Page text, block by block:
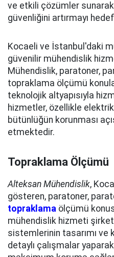
ve etkili çözümler
güvenliğini artırmayı
Kocaeli ve İstanbul'daki
güvenilir mühendislik
Mühendislik, paratoner,
topraklama ölçümü
teknolojik altyapısıyla
hizmetler, özellikle
bütünlüğün korunması
etmektedir.
Topraklama Ölçümü
Alteksan Mühendislik,
gösteren, paratoner,
topraklama ölçümü
mühendislik hizmeti
sistemlerinin tasarımı ve
detaylı çalışmalar